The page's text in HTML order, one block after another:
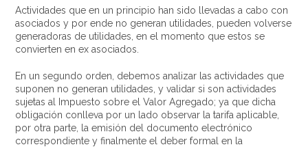
Actividades que en un principio han sido llevadas a cabo con
asociados y por ende no generan utilidades, pueden volverse
generadoras de utilidades, en el momento que estos se
convierten en ex asociados.
En un segundo orden, debemos analizar las actividades que
suponen no generan utilidades, y validar si son actividades
sujetas al Impuesto sobre el Valor Agregado; ya que dicha
obligación conlleva por un lado observar la tarifa aplicable,
por otra parte, la emisión del documento electrónico
correspondiente y finalmente el deber formal en la